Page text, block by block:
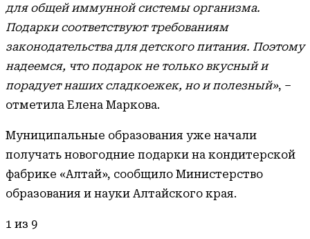
для общей иммунной системы организма.
Подарки соответствуют требованиям
законодательства для детского питания. Поэтому
надеемся, что подарок не только вкусный и
порадует наших сладкоежек, но и полезный», –
отметила Елена Маркова.
Муниципальные образования уже начали
получать новогодние подарки на кондитерской
фабрике «Алтай», сообщило Министерство
образования и науки Алтайского края.
1 из 9